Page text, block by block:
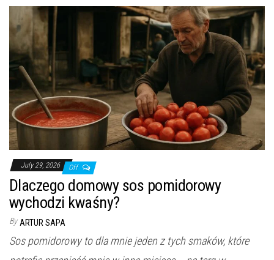
July 29, 2026 Off
Dlaczego domowy sos pomidorowy
wychodzi kwaśny?
By ARTUR SAPA
Sos pomidorowy to dla mnie jeden z tych smaków, które